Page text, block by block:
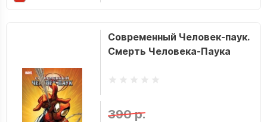
Современный Человек-паук.
Смерть Человека-Паука
390 р.